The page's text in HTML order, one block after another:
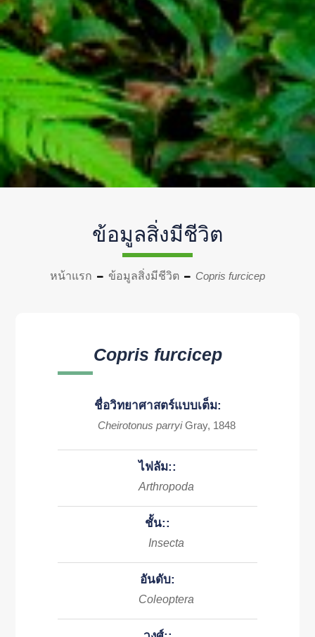
ข้อมูลสิ่งมีชีวิต
หน้าแรก ข้อมูลสิ่งมีชีวิต Copris furcicep
Copris furcicep
ชื่อวิทยาศาสตร์แบบเต็ม:
Cheirotonus parryi Gray, 1848
ไฟลัม::
Arthropoda
ชั้น::
Insecta
อันดับ:
Coleoptera